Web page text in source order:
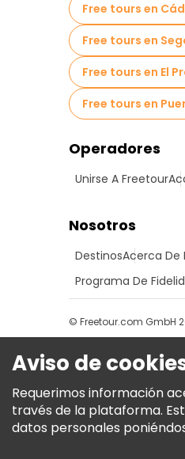
Free tours en
Free tours en
Free tours en El
Free tours en
Operadores
Unirse A Freetour
Nosotros
DestinosAcerca De
Programa De
© Freetour.com GmbH
Aviso de
Requerimos información
través de la plataforma.
datos personales